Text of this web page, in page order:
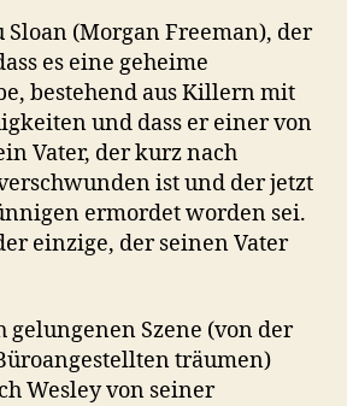
(Morgan Freeman), der
es eine geheime
bestehend aus Killern mit
und dass er einer von
Vater, der kurz nach
ist und der jetzt
ermordet worden sei.
einzige, der seinen Vater
Szene (von der
träumen)
Wesley von seiner